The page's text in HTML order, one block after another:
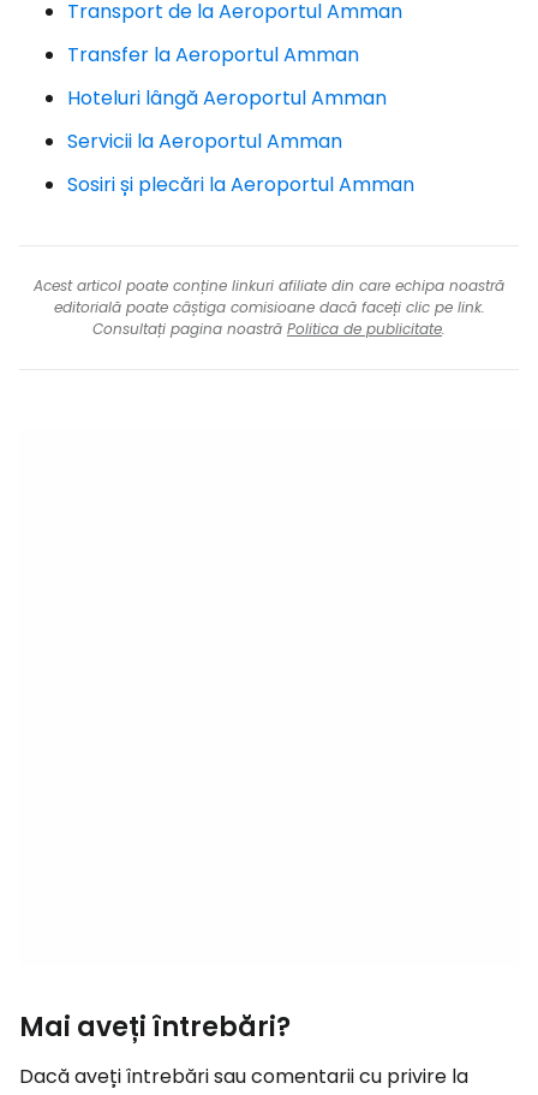
Transport de la Aeroportul Amman
Transfer la Aeroportul Amman
Hoteluri lângă Aeroportul Amman
Servicii la Aeroportul Amman
Sosiri și plecări la Aeroportul Amman
Acest articol poate conține linkuri afiliate din care echipa noastră
editorială poate câștiga comisioane dacă faceți clic pe link.
Consultați pagina noastră Politica de publicitate.
Mai aveți întrebări?
Dacă aveți întrebări sau comentarii cu privire la